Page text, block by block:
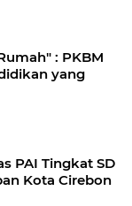
: PKBM
yang
PAI Tingkat SD
Kota Cirebon